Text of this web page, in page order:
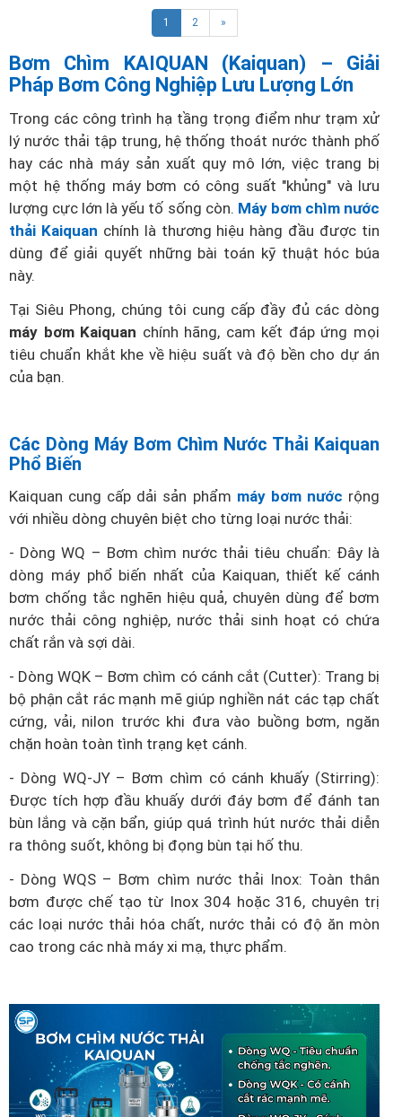
1 (current)
2 »
Bơm Chìm KAIQUAN (Kaiquan) – Giải
Pháp Bơm Công Nghiệp Lưu Lượng Lớn
Trong các công trình hạ tầng trọng điểm như trạm xử
lý nước thải tập trung, hệ thống thoát nước thành phố
hay các nhà máy sản xuất quy mô lớn, việc trang bị
một hệ thống máy bơm có công suất "khủng" và lưu
lượng cực lớn là yếu tố sống còn. Máy bơm chìm nước
thải Kaiquan chính là thương hiệu hàng đầu được tin
dùng để giải quyết những bài toán kỹ thuật hóc búa
này.
Tại Siêu Phong, chúng tôi cung cấp đầy đủ các dòng
máy bơm Kaiquan chính hãng, cam kết đáp ứng mọi
tiêu chuẩn khắt khe về hiệu suất và độ bền cho dự án
của bạn.
Các Dòng Máy Bơm Chìm Nước Thải Kaiquan
Phổ Biến
Kaiquan cung cấp dải sản phẩm máy bơm nước rộng
với nhiều dòng chuyên biệt cho từng loại nước thải:
- Dòng WQ – Bơm chìm nước thải tiêu chuẩn: Đây là
dòng máy phổ biến nhất của Kaiquan, thiết kế cánh
bơm chống tắc nghẽn hiệu quả, chuyên dùng để bơm
nước thải công nghiệp, nước thải sinh hoạt có chứa
chất rắn và sợi dài.
- Dòng WQK – Bơm chìm có cánh cắt (Cutter): Trang bị
bộ phận cắt rác mạnh mẽ giúp nghiền nát các tạp chất
cứng, vải, nilon trước khi đưa vào buồng bơm, ngăn
chặn hoàn toàn tình trạng kẹt cánh.
- Dòng WQ-JY – Bơm chìm có cánh khuấy (Stirring):
Được tích hợp đầu khuấy dưới đáy bơm để đánh tan
bùn lắng và cặn bẩn, giúp quá trình hút nước thải diễn
ra thông suốt, không bị đọng bùn tại hố thu.
- Dòng WQS – Bơm chìm nước thải Inox: Toàn thân
bơm được chế tạo từ Inox 304 hoặc 316, chuyên trị
các loại nước thải hóa chất, nước thải có độ ăn mòn
cao trong các nhà máy xi mạ, thực phẩm.